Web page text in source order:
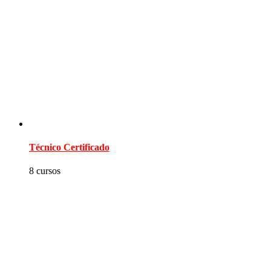
Técnico Certificado
8 cursos